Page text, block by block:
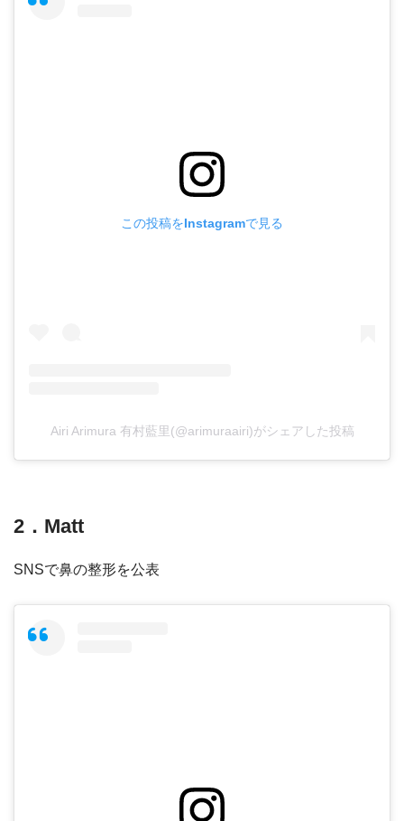
この投稿をInstagramで見る
Airi Arimura 有村藍里(@arimuraairi)がシェアした投稿
2．Matt
SNSで鼻の整形を公表